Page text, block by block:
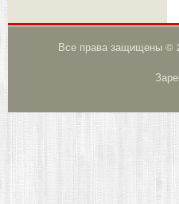
Все права защищены ©